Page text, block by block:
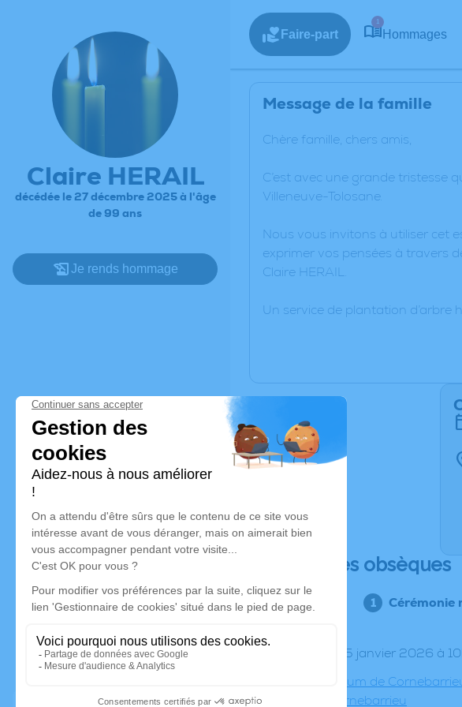
Claire HERAIL
décédée le 27 décembre 2025 à l'âge
de 99 ans
Je rends hommage
Faire-part
1
Hommages
Message de la famille
Chère famille, chers amis,
C’est avec une grande tristesse
Villeneuve-Tolosane.
Nous vous invitons à utiliser cet
exprimer vos pensées à travers
Claire HERAIL.
Un service de plantation d’arbre
Déroulé des obsèques
Cérémonie
Le lundi 05 janvier 2026 à
Crématorium de
31700 Cornebarrieu